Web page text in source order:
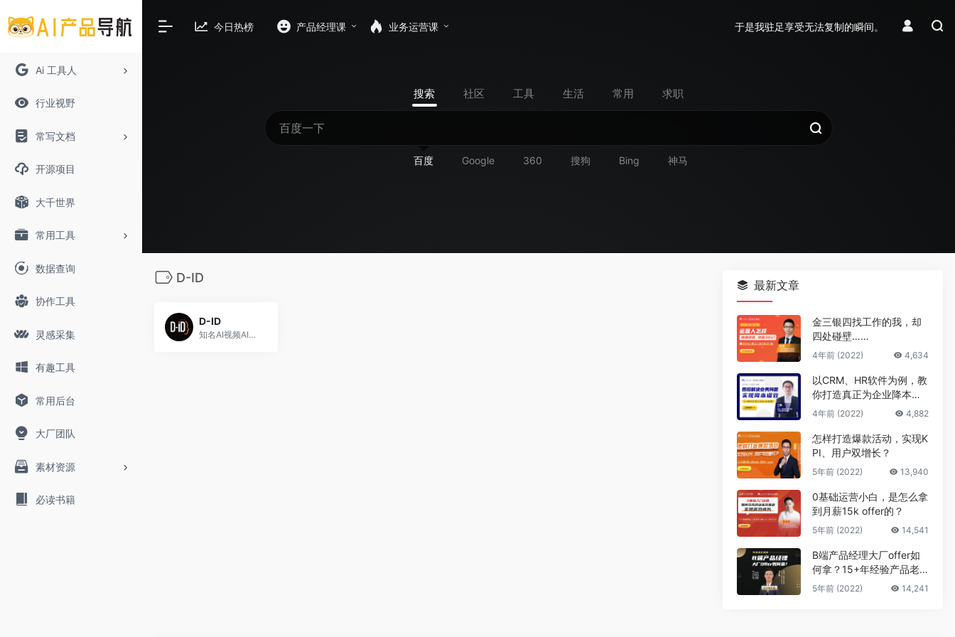
Ai 工具人
行业视野
常写文档
开源项目
大千世界
常用工具
数据查询
协作工具
灵感采集
有趣工具
常用后台
大厂团队
素材资源
必读书籍
今日热榜 产品经理课 业务运营课 于是我驻足享受无法复制的瞬间。
搜索 社区 工具 生活 常用 求职
百度 Google 360 搜狗 Bing 神马
D-ID
D-ID
知名AI视频AI数字人工具
最新文章
金三银四找工作的我，却
四处碰壁……
4年前 (2022) 4,634
以CRM、HR软件为例，教
你打造真正为企业降本增
效的B端产品
4年前 (2022) 4,882
怎样打造爆款活动，实现K
PI、用户双增长？
5年前 (2022) 13,940
0基础运营小白，是怎么拿
到月薪15k offer的？
5年前 (2022) 14,541
B端产品经理大厂offer如
何拿？15+年经验产品老
司机告诉你答案
5年前 (2022) 14,241